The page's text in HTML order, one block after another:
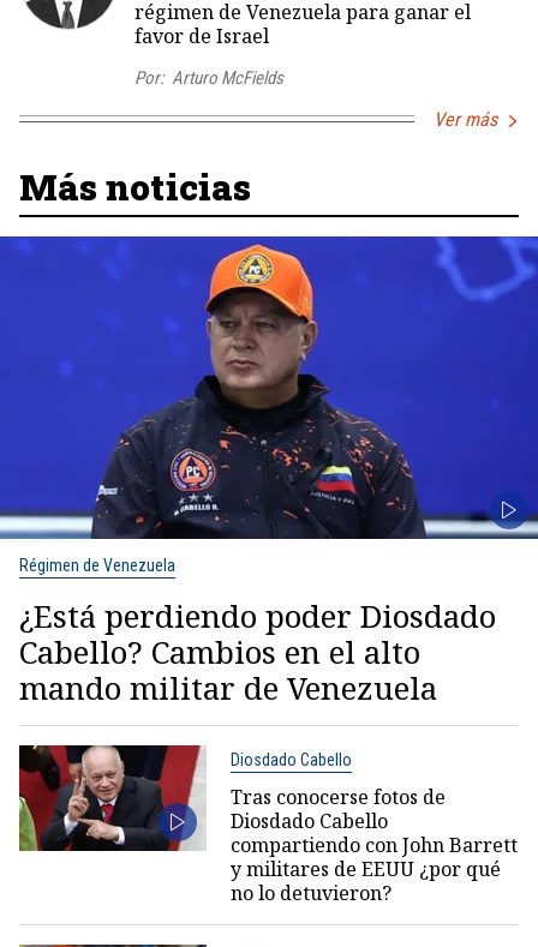
régimen de Venezuela para ganar el
favor de Israel
Por: Arturo McFields
Ver más
Más noticias
Régimen de Venezuela
¿Está perdiendo poder Diosdado
Cabello? Cambios en el alto
mando militar de Venezuela
Diosdado Cabello
Tras conocerse fotos de
Diosdado Cabello
compartiendo con John Barrett
y militares de EEUU ¿por qué
no lo detuvieron?